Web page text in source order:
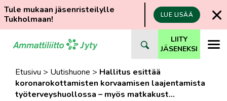
Tule mukaan jäsenristeilylle
Tukholmaan!
LUE LISÄÄ
suoraan
LIITY
JÄSENEKSI
Etusivu > Uutishuone > Hallitus esittää
koronarokottamisten korvaamisen laajentamista
työterveyshuollossa – myös matkakust…